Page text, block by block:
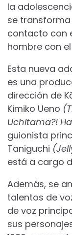
la
se
contacto con
hombre con
Esta nueva
es una
dirección de
Kimiko Ueno
Uchitama?!
guionista
Taniguchi
está a cargo
Además, se
talentos de
de voz
sus